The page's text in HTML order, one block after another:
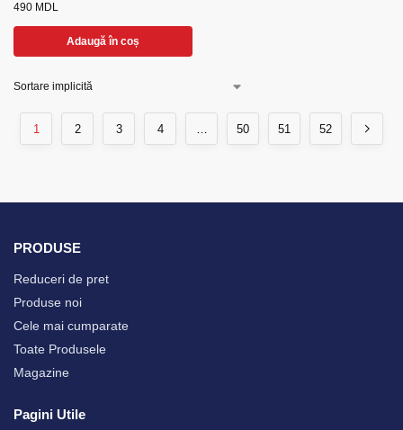
490 MDL
Adaugă în coș
1 2 3 4 … 50 51 52
PRODUSE
Reduceri de pret
Produse noi
Cele mai cumparate
Toate Produsele
Magazine
Pagini Utile